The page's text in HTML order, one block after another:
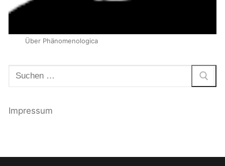
Über Phänomenologica
Suchen
nach:
Impressum